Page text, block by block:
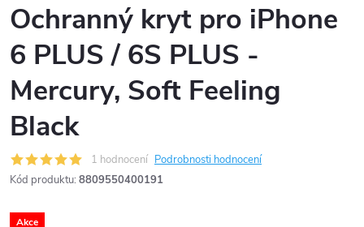
Ochranný kryt pro iPhone
6 PLUS / 6S PLUS -
Mercury, Soft Feeling
Black
1 hodnocení Podrobnosti hodnocení
Kód produktu: 8809550400191
Akce